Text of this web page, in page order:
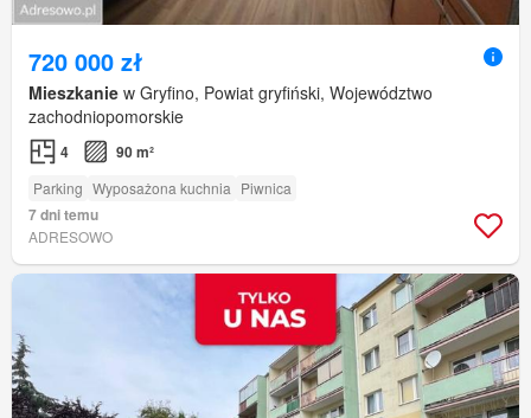
720 000 zł
Mieszkanie w Gryfino, Powiat gryfiński, Województwo
zachodniopomorskie
4 90 m²
Parking Wyposażona kuchnia Piwnica
7 dni temu
ADRESOWO